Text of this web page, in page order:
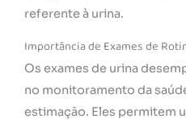
referente à urina.
Importância de Exames de
Os exames de urina
no monitoramento da
estimação. Eles permitem